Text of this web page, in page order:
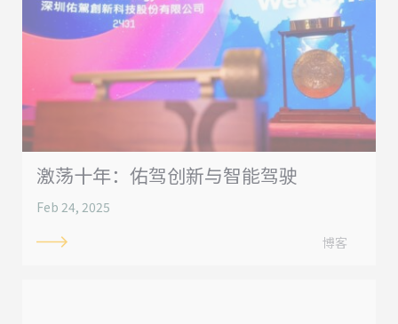
激荡十年：佑驾创新与智能驾驶
Feb 24, 2025
博客